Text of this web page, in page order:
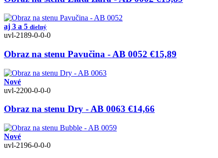
aj 3 a 5 dielný
uvl-2189-0-0-0
Obraz na stenu Pavučina - AB 0052 €15,89
Nové
uvl-2200-0-0-0
Obraz na stenu Dry - AB 0063 €14,66
Nové
uvl-2196-0-0-0